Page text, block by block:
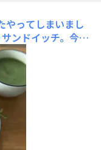
やってしまいまし
ンドイッチ。今朝
んレモンタルタル
ップスープに青汁
も一日頑張るぞ〜
ト大丈夫かしら…